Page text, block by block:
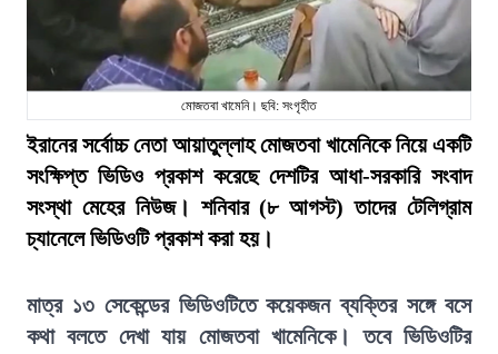
মোজতবা খামেনি। ছবি: সংগৃহীত
ইরানের সর্বোচ্চ নেতা আয়াতুল্লাহ মোজতবা খামেনিকে নিয়ে একটি
সংক্ষিপ্ত ভিডিও প্রকাশ করেছে দেশটির আধা-সরকারি সংবাদ
সংস্থা মেহের নিউজ। শনিবার (৮ আগস্ট) তাদের টেলিগ্রাম
চ্যানেলে ভিডিওটি প্রকাশ করা হয়।
মাত্র ১৩ সেকেন্ডের ভিডিওটিতে কয়েকজন ব্যক্তির সঙ্গে বসে
কথা বলতে দেখা যায় মোজতবা খামেনিকে। তবে ভিডিওটির